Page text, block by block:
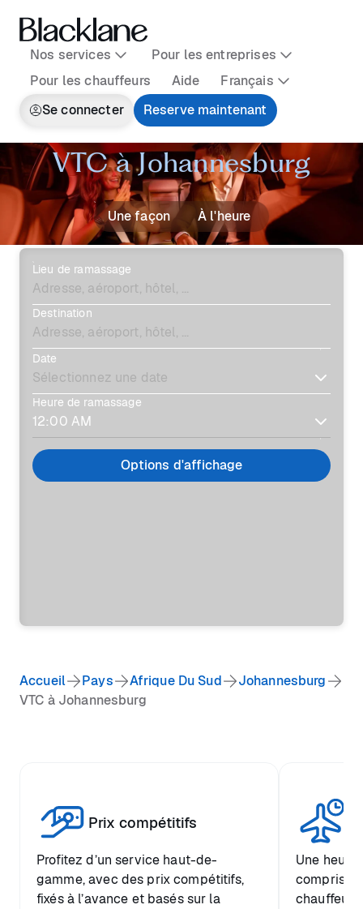
Nos services
Pour les entreprises
Pour les chauffeurs
Aide
Français
Se connecter
Reserve maintenant
VTC à Johannesburg
Une façon À l'heure
Lieu de ramassage
Destination
Date
Heure de ramassage
Options d'affichage
Accueil Pays Afrique Du Sud
Johannesburg
VTC à Johannesburg
Prix compétitifs
Profitez d’un service haut-de-
gamme, avec des prix compétitifs,
fixés à l’avance et basés sur la
Une heure
comprise
chauffeur.